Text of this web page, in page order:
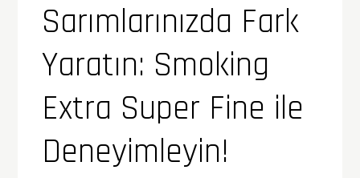
Sarımlarınızda Fark
Yaratın: Smoking
Extra Super Fine ile
Deneyimleyin!